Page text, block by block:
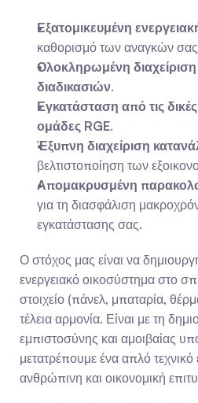
Εξατομικευμένη
καθορισμό των αναγκών
Ολοκληρωμένη διαχείριση
διαδικασιών.
Εγκατάσταση από τις
ομάδες RGE.
Έξυπνη διαχείριση
βελτιστοποίηση των
Απομακρυσμένη
για τη διασφάλιση
εγκατάστασης σας.
Ο στόχος μας είναι να
ενεργειακό οικοσύστημα στο
στοιχείο (πάνελ, μπαταρία,
τέλεια αρμονία. Είναι με τη
εμπιστοσύνης και αμοιβαίας
μετατρέπουμε ένα απλό τεχνικό
ανθρώπινη και οικονομική